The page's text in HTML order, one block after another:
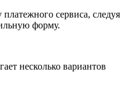
сервиса, следуя
форму.
несколько вариантов